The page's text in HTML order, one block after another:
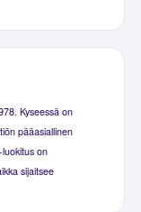
Kyseessä on
pääasiallinen
on
sijaitsee